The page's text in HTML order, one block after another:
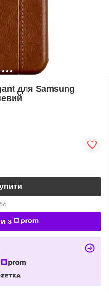
для Samsung
з